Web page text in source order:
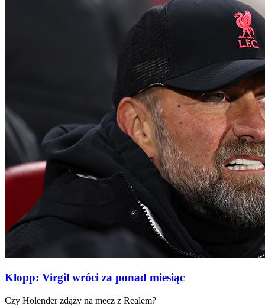
Klopp: Virgil wróci za ponad miesiąc
Czy Holender zdąży na mecz z Realem?